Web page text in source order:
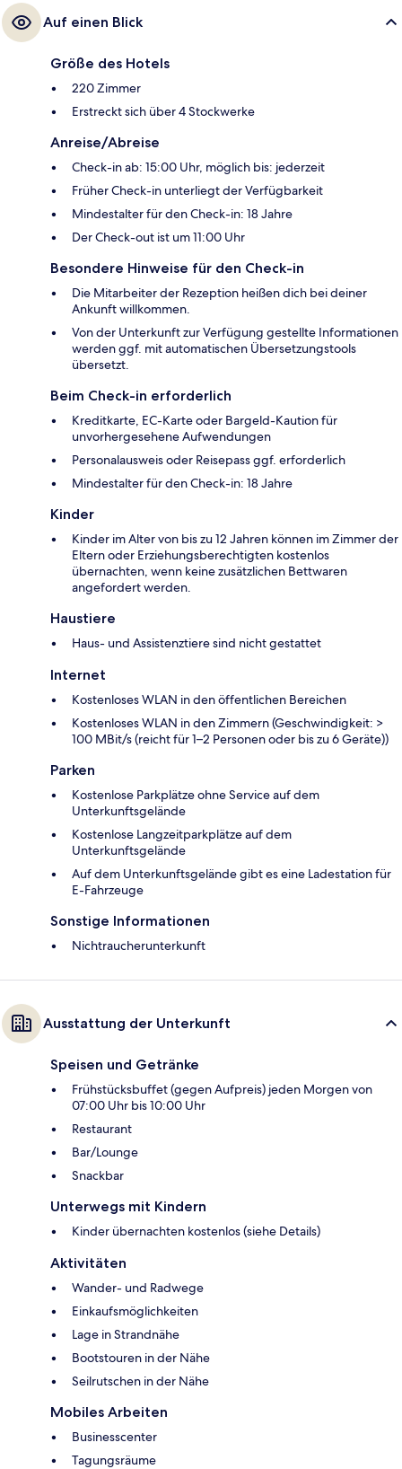
Auf einen Blick
Größe des Hotels
220 Zimmer
Erstreckt sich über 4 Stockwerke
Anreise/Abreise
Check-in ab: 15:00 Uhr, möglich bis: jederzeit
Früher Check-in unterliegt der Verfügbarkeit
Mindestalter für den Check-in: 18 Jahre
Der Check-out ist um 11:00 Uhr
Besondere Hinweise für den Check-in
Die Mitarbeiter der Rezeption heißen dich bei deiner
Ankunft willkommen.
Von der Unterkunft zur Verfügung gestellte Informationen
werden ggf. mit automatischen Übersetzungstools
übersetzt.
Beim Check-in erforderlich
Kreditkarte, EC-Karte oder Bargeld-Kaution für
unvorhergesehene Aufwendungen
Personalausweis oder Reisepass ggf. erforderlich
Mindestalter für den Check-in: 18 Jahre
Kinder
Kinder im Alter von bis zu 12 Jahren können im Zimmer der
Eltern oder Erziehungsberechtigten kostenlos
übernachten, wenn keine zusätzlichen Bettwaren
angefordert werden.
Haustiere
Haus- und Assistenztiere sind nicht gestattet
Internet
Kostenloses WLAN in den öffentlichen Bereichen
Kostenloses WLAN in den Zimmern (Geschwindigkeit: >
100 MBit/s (reicht für 1–2 Personen oder bis zu 6 Geräte))
Parken
Kostenlose Parkplätze ohne Service auf dem
Unterkunftsgelände
Kostenlose Langzeitparkplätze auf dem
Unterkunftsgelände
Auf dem Unterkunftsgelände gibt es eine Ladestation für
E-Fahrzeuge
Sonstige Informationen
Nichtraucherunterkunft
Ausstattung der Unterkunft
Speisen und Getränke
Frühstücksbuffet (gegen Aufpreis) jeden Morgen von
07:00 Uhr bis 10:00 Uhr
Restaurant
Bar/Lounge
Snackbar
Unterwegs mit Kindern
Kinder übernachten kostenlos (siehe Details)
Aktivitäten
Wander- und Radwege
Einkaufsmöglichkeiten
Lage in Strandnähe
Bootstouren in der Nähe
Seilrutschen in der Nähe
Mobiles Arbeiten
Businesscenter
Tagungsräume